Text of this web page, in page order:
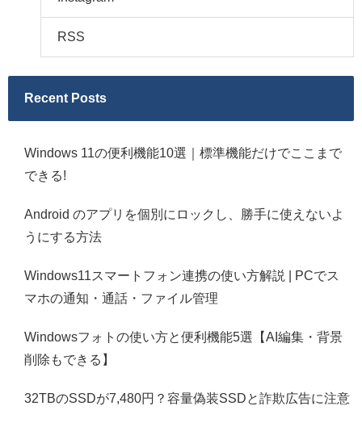
RSS
Recent Posts
Windows 11の便利機能10選｜標準機能だけでここまで
できる!
Android のアプリを個別にロックし、勝手に使えないよ
うにする方法
Windows11スマートフォン連携の使い方解説 | PCでス
マホの通知・通話・ファイル管理
Windowsフォトの使い方と便利機能5選【AI編集・背景
削除もできる】
32TBのSSDが7,480円？容量偽装SSDと詐欺広告に注意